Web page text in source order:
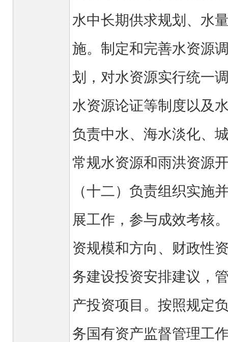
水中长期供求规划、水
施。制定和完善水资源
划，对水资源实行统一
水资源论证等制度以及
负责中水、海水淡化、
常规水资源和雨洪资
（十二）负责组织实施
展工作，参与成效考核
资规模和方向、财政性
务建设投资安排建议，
产投资项目。按照规定
务国有资产监督管理工